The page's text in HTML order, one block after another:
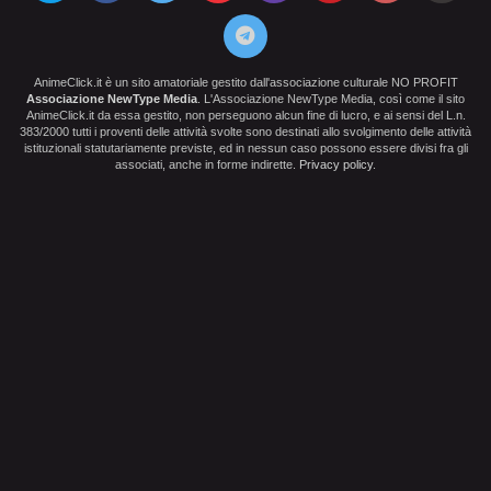
AnimeClick.it è un sito amatoriale gestito dall'associazione culturale NO PROFIT
Associazione NewType Media . L'Associazione NewType Media, così come il sito
AnimeClick.it da essa gestito, non perseguono alcun fine di lucro, e ai sensi del L.n.
383/2000 tutti i proventi delle attività svolte sono destinati allo svolgimento delle attività
istituzionali statutariamente previste, ed in nessun caso possono essere divisi fra gli
associati, anche in forme indirette. Privacy policy.